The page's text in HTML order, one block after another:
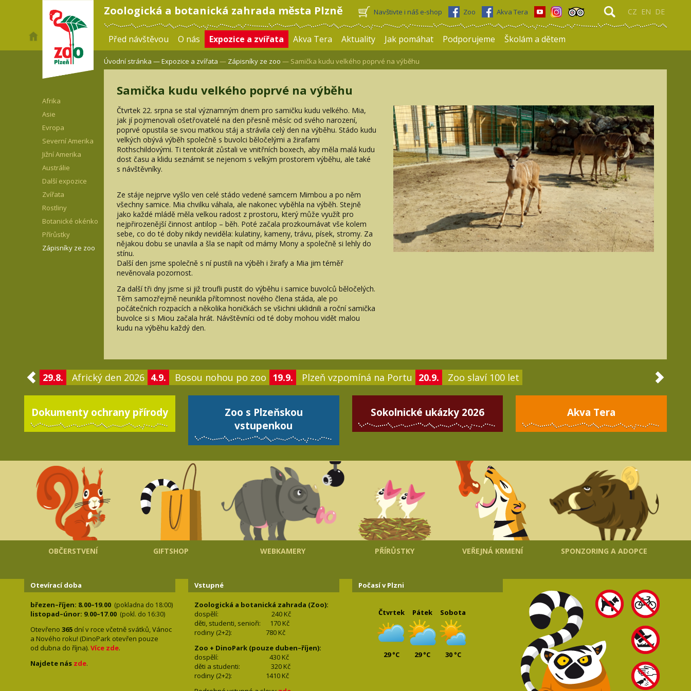
Zoologická a botanická zahrada města Plzně CZ EN DE
Navštivte i náš e-shop Zoo Akva Tera
Před návštěvou O nás Expozice a zvířata Akva Tera Aktuality Jak pomáhat Podporujeme Školám a dětem
Afrika
Asie
Evropa
Severní Amerika
Jižní Amerika
Austrálie
Další expozice
Zvířata
Rostliny
Botanické okénko
Přírůstky
Zápisníky ze zoo
Úvodní stránka —Expozice a zvířata — Zápisníky ze zoo — Samička kudu velkého poprvé na výběhu
Samička kudu velkého poprvé na výběhu
Čtvrtek 22. srpna se stal významným dnem pro samičku kudu velkého. Mia,
jak jí pojmenovali ošetřovatelé na den přesně měsíc od svého narození,
poprvé opustila se svou matkou stáj a strávila celý den na výběhu. Stádo kudu
velkých obývá výběh společně s buvolci běločelými a žirafami
Rothschildovými. Ti tentokrát zůstali ve vnitřních boxech, aby měla malá kudu
dost času a klidu seznámit se nejenom s velkým prostorem výběhu, ale také
s návštěvníky.
Ze stáje nejprve vyšlo ven celé stádo vedené samcem Mimbou a po něm
všechny samice. Mia chvilku váhala, ale nakonec vyběhla na výběh. Stejně
jako každé mládě měla velkou radost z prostoru, který může využít pro
nejpřirozenější činnost antilop – běh. Poté začala prozkoumávat vše kolem
sebe, co do té doby nikdy neviděla: kulatiny, kameny, trávu, písek, stromy. Za
nějakou dobu se unavila a šla se napít od mámy Mony a společně si lehly do
stínu.
Další den jsme společně s ní pustili na výběh i žirafy a Mia jim téměř
nevěnovala pozornost.
Za další tři dny jsme si již troufli pustit do výběhu i samice buvolců běločelých.
Těm samozřejmě neunikla přítomnost nového člena stáda, ale po
počátečních rozpacích a několika honičkách se všichni uklidnili a roční samička
buvolce si s Miou začala hrát. Návštěvníci od té doby mohou vidět malou
kudu na výběhu každý den.
29.8. Africký den 2026 4.9. Bosou nohou po zoo 19.9. Plzeň vzpomíná na Portu 20.9. Zoo slaví 100 let
Dokumenty ochrany přírody
Zoo s Plzeňskou
vstupenkou
Sokolnické ukázky 2026 Akva Tera
OBČERSTVENÍ GIFTSHOP WEBKAMERY PŘÍRŮSTKY VEŘEJNÁ KRMENÍ SPONZORING A ADOPCE
Otevírací doba
březen–říjen: 8.00–19.00 (pokladna do 18:00)
listopad–únor: 9.00–17.00 (pokl. do 16:30)
Otevřeno 365 dní v roce včetně svátků, Vánoc
a Nového roku! (DinoPark otevřen pouze
od dubna do října). Více zde.
Najdete nás zde.
Vstupné
Zoologická a botanická zahrada (Zoo):
dospělí:
240 Kč
děti, studenti, senioři: 170Kč
rodiny (2+2): 780Kč
Zoo + DinoPark (pouze duben–říjen):
dospělí: 430Kč
děti a studenti: 320 Kč
rodiny (2+2): 1410 Kč
Počasí v Plzni
Čtvrtek
29 °C
Pátek
29 °C
Sobota
30 °C